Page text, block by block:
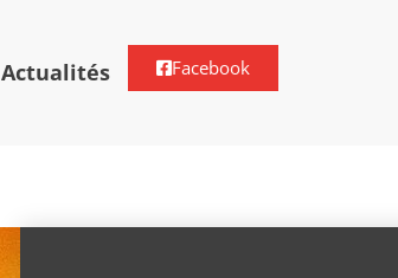
Actualités Facebook